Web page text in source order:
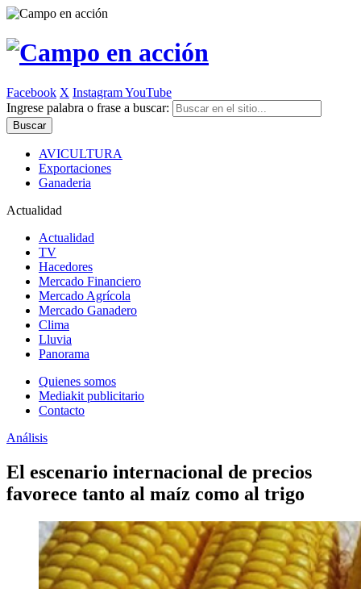
Facebook X InstagramYouTube
Ingrese palabra o frase a buscar:
AVICULTURA
Exportaciones
Ganaderia
Actualidad
Actualidad
TV
Hacedores
Mercado Financiero
Mercado Agrícola
Mercado Ganadero
Clima
Lluvia
Panorama
Quienes somos
Mediakit publicitario
Contacto
Análisis
El escenario internacional de precios
favorece tanto al maíz como al trigo